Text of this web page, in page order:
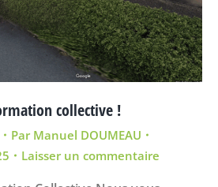
collective !
Par Manuel DOUMEAU
Laisser un commentaire